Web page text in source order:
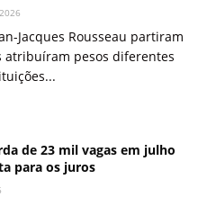
Jacques Rousseau partiram
atribuíram pesos diferentes
de 23 mil vagas em julho
para os juros